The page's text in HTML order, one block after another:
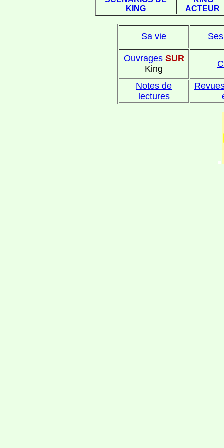
KING
ACTEUR
Sa vie
Ouvrages SUR
King
Notes de
lectures
.